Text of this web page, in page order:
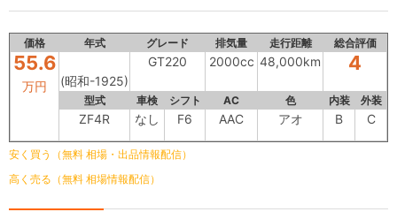
価格 年式 グレード 排気量 走行距離 総合評価
55.6
万円 (昭和-1925)
GT220 2000cc 48,000km 4
型式 車検 シフト AC 色 内装 外装
ZF4R なし F6 AAC アオ B C
安く買う（無料 相場・出品情報配信）
高く売る（無料 相場情報配信）